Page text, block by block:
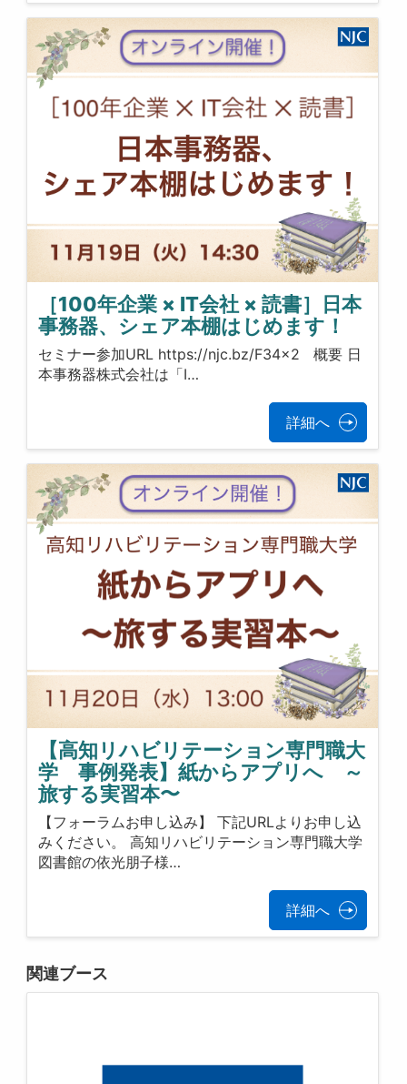
［100年企業 × IT会社 × 読書］日本
事務器、シェア本棚はじめます！
セミナー参加URL https://njc.bz/F34x2 概要 日
本事務器株式会社は「I…
詳細へ
【高知リハビリテーション専門職大
学 事例発表】紙からアプリへ ～
旅する実習本〜
【フォーラムお申し込み】 下記URLよりお申し込
みください。 高知リハビリテーション専門職大学
図書館の依光朋子様…
詳細へ
関連ブース